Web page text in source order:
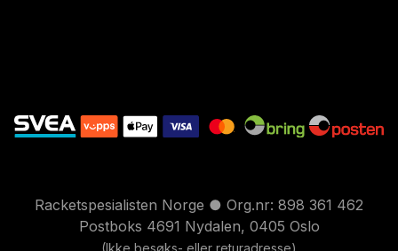
Racketspesialisten Norge ● Org.nr: 898 361 462
Postboks 4691 Nydalen, 0405 Oslo
(Ikke besøks- eller returadresse)